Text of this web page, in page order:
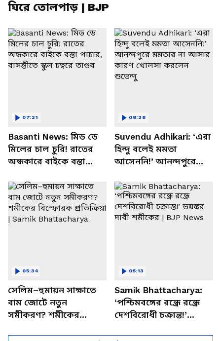
ঘিরে তোলপাড় | BJP
Basanti News: মিড ডে
মিলের চাল চুরি! রাতের
অন্ধকারে বাইকে বস্তা
চত্বরে তাণ্ডব
07:21
Suvendu Adhikari: ‘এরা
হিন্দু বলেই মমতা
আসেননি!’ আনন্দপুরে
খোলসা করলেন শুভেন্দু
08:28
সেলিম–হুমায়ন সাক্ষাতে
বাম জোটে নতুন
সমীকরণ? শমীকের
05:34
Samik Bhattacharya:
‘পশ্চিমবঙ্গের রন্ধ্রে রন্ধ্রে
দেশবিরোধী চক্রান্ত!’
05:13